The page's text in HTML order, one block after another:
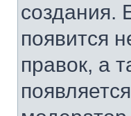
создания.
появится
правок, а